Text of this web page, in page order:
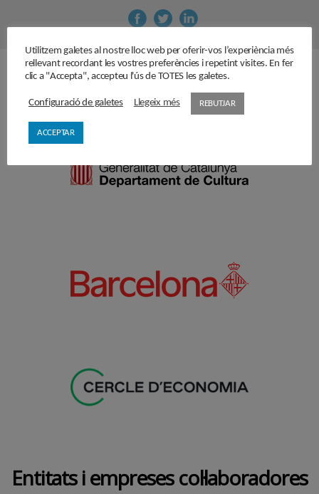
Amb el suport de
Entitats i empreses col·laboradores
Utilitzem galetes al nostre lloc web per oferir-vos l’experiència més
rellevant recordant les vostres preferències i repetint visites. En fer
clic a "Accepta", accepteu l'ús de TOTES les galetes.
Configuració de galetes Llegeix més REBUTJAR
ACCEPTAR